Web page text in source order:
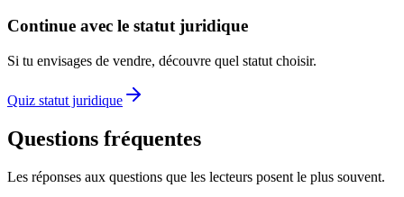
Continue avec le statut juridique
Si tu envisages de vendre, découvre quel statut choisir.
Quiz statut juridique
Questions fréquentes
Les réponses aux questions que les lecteurs posent le plus souvent.